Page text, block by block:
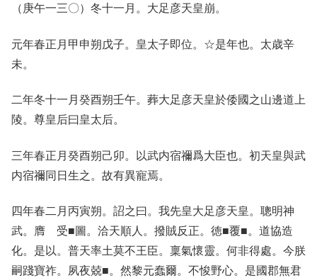
（庚午一三〇）冬十一月。大足彦天皇崩。
元年春正月甲申朔戊子。皇太子即位。☆是年也。太歳辛
未。
二年冬十一月癸酉朔壬午。葬大足彦天皇於倭國之山邊道上
陵。尊皇后曰皇太后。
三年春正月癸酉朔己卯。以武内宿禰爲大臣也。初天皇與武
内宿禰同日生之。故有異寵焉。
四年春二月丙寅朔。詔之曰。我先皇大足彦天皇。聰明神
武。膺 受■圖。洽天順人。撥賊反正。徳■覆■。道協造
化。是以。普天率土莫不王臣。稟氣懷靈。何非得處。今朕
嗣踐寶祚。夙夜兢■。然黎元蠢爾。不悛野心。是國郡無君